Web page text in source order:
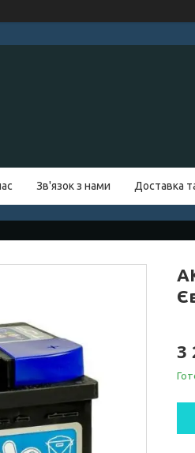
Зв'язок з нами Доставка
3